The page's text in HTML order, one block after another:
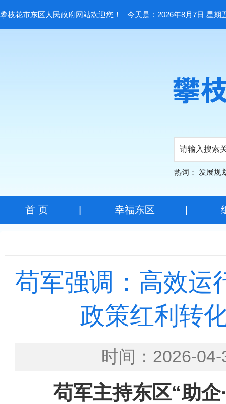
攀枝花市东区人民政府网站欢迎您！ 今天是：2026年8月7日 星期
热词： 发展规
首 页| 幸福东区
苟军强调：高效运
政策红利转
时间：2026-
苟军主持东区“助